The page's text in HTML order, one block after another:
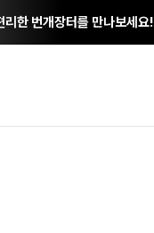
리한 번개장터를 만나보세요!